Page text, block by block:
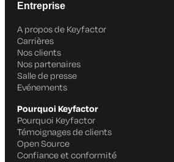
Entreprise
A propos de Keyfactor
Carrières
Nos clients
Nos partenaires
Salle de presse
Evénements
Pourquoi Keyfactor
Pourquoi Keyfactor
Témoignages de clients
Open Source
Confiance et conformité